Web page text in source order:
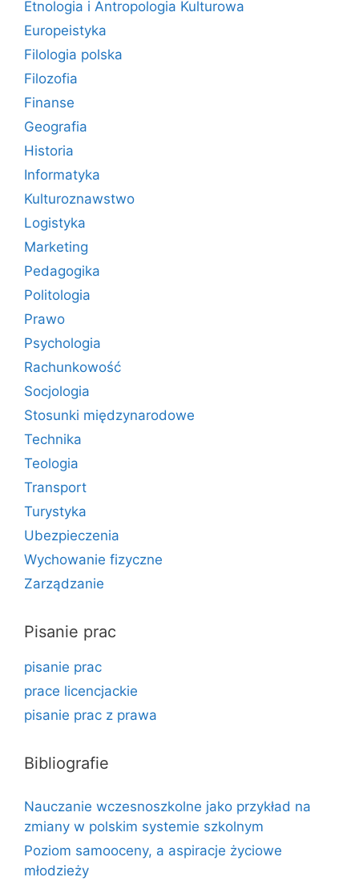
Etnologia i Antropologia Kulturowa
Europeistyka
Filologia polska
Filozofia
Finanse
Geografia
Historia
Informatyka
Kulturoznawstwo
Logistyka
Marketing
Pedagogika
Politologia
Prawo
Psychologia
Rachunkowość
Socjologia
Stosunki międzynarodowe
Technika
Teologia
Transport
Turystyka
Ubezpieczenia
Wychowanie fizyczne
Zarządzanie
Pisanie prac
pisanie prac
prace licencjackie
pisanie prac z prawa
Bibliografie
Nauczanie wczesnoszkolne jako przykład na
zmiany w polskim systemie szkolnym
Poziom samooceny, a aspiracje życiowe
młodzieży